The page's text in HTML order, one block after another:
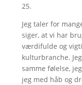
25.
Jeg taler for
siger, at vi har
værdifulde og
kulturbranche.
samme følelse,
jeg med håb og